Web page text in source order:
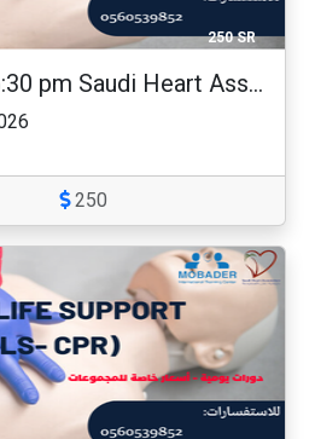
250 SR
BLS(cpr) sunday6:30 pm Saudi Heart Association
250